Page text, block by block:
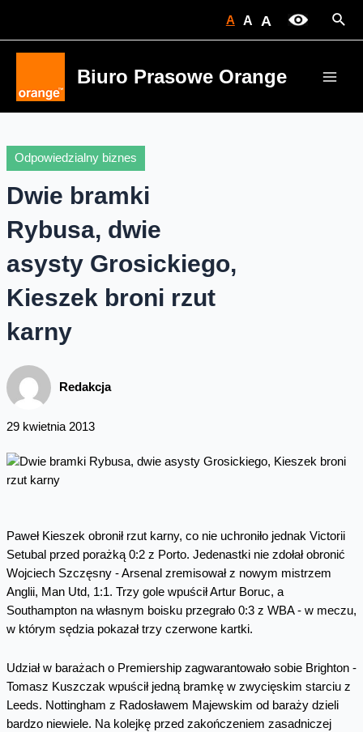
A A A
Biuro Prasowe Orange
Odpowiedzialny biznes
Dwie bramki
Rybusa, dwie
asysty Grosickiego,
Kieszek broni rzut
karny
Redakcja
29 kwietnia 2013
Paweł Kieszek obronił rzut karny, co nie uchroniło jednak Victorii
Setubal przed porażką 0:2 z Porto. Jedenastki nie zdołał obronić
Wojciech Szczęsny - Arsenal zremisował z nowym mistrzem
Anglii, Man Utd, 1:1. Trzy gole wpuścił Artur Boruc, a
Southampton na własnym boisku przegrało 0:3 z WBA - w meczu,
w którym sędzia pokazał trzy czerwone kartki.
Udział w barażach o Premiership zagwarantowało sobie Brighton -
Tomasz Kuszczak wpuścił jedną bramkę w zwycięskim starciu z
Leeds. Nottingham z Radosławem Majewskim od baraży dzieli
bardzo niewiele. Na kolejkę przed zakończeniem zasadniczej